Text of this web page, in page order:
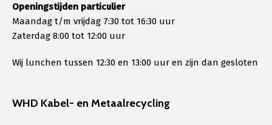
Openingstijden particulier
Maandag t/m vrijdag 7:30 tot 16:30 uur
Zaterdag 8:00 tot 12:00 uur
Wij lunchen tussen 12:30 en 13:00 uur en zijn dan gesloten
WHD Kabel- en Metaalrecycling